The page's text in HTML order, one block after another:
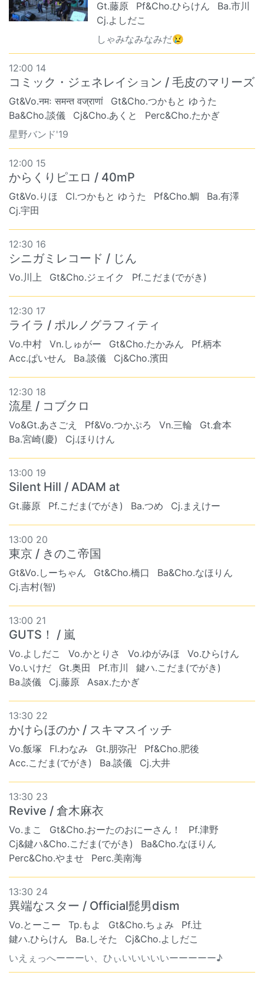
Gt.藤原 Pf&Cho.ひらけん
Ba.市川
Cj.よしだこ
しゃみなみなみだ😢
12:00 14
コミック・ジェネレイション / 毛皮のマリーズ
Gt&Vo.नमः समन्त वज्राणां
Gt&Cho.つかもと ゆうた
Ba&Cho.談儀
Cj&Cho.あくと
Perc&Cho.たかぎ
星野バンド'19
12:00 15
からくりピエロ / 40mP
Gt&Vo.りほ Cl.つかもと ゆうた Pf&Cho.鯛
Ba.有澤
Cj.宇田
12:30 16
シニガミレコード / じん
Vo.川上 Gt&Cho.ジェイク Pf.こだま(でがき)
12:30 17
ライラ / ポルノグラフィティ
Vo.中村 Vn.しゅがー Gt&Cho.たかみん
Pf.柄本
Acc.ぱいせん
Ba.談儀 Cj&Cho.濱田
12:30 18
流星 / コブクロ
Vo&Gt.あさごえ Pf&Vo.つかぷろ Vn.三輪
Gt.倉本
Ba.宮崎(慶)
Cj.ほりけん
13:00 19
Silent Hill / ADAM at
Gt.藤原 Pf.こだま(でがき) Ba.つめ Cj.まえけー
13:00 20
東京 / きのこ帝国
Gt&Vo.しーちゃん Gt&Cho.橋口
Ba&Cho.なほりん
Cj.吉村(智)
13:00 21
GUTS！ / 嵐
Vo.よしだこ Vo.かとりさ Vo.ゆがみほ
Vo.ひらけん
Vo.いけだ
Gt.奥田 Pf.市川
鍵ハ.こだま(でがき)
Ba.談儀
Cj.藤原 Asax.たかぎ
13:30 22
かけらほのか / スキマスイッチ
Vo.飯塚 Fl.わなみ Gt.朋弥卍
Pf&Cho.肥後
Acc.こだま(でがき)
Ba.談儀 Cj.大井
13:30 23
Revive / 倉木麻衣
Vo.まこ Gt&Cho.おーたのおにーさん！
Pf.津野
Cj&鍵ハ&Cho.こだま(でがき)
Ba&Cho.なほりん
Perc&Cho.やませ
Perc.美南海
13:30 24
異端なスター / Official髭男dism
Vo.とーこー Tp.もよ Gt&Cho.ちょみ
Pf.辻
鍵ハ.ひらけん
Ba.しそた
Cj&Cho.よしだこ
いえぇっへーーーい、ひぃいいいいいーーーーー♪